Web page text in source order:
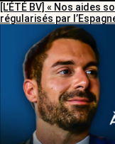
[L’ÉTÉ BV] « Nos
régularisés par